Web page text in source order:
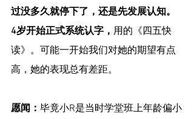
过没多久就停下了，还是先发展认知。
4岁开始正式系统认字， 用的《四五快
读》。可能一开始我们对她的期望有点
高，她的表现总有差距。
愿闻： 毕竟小R是当时学堂班上年龄偏小